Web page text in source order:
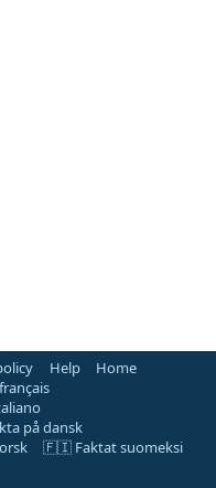
Help
Home
på dansk
🇫🇮 Faktat suomeksi